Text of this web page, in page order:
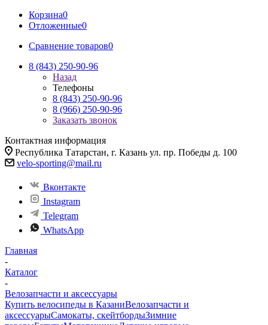
Корзина0
Отложенные0
Сравнение товаров0
8 (843) 250-90-96
Назад
Телефоны
8 (843) 250-90-96
8 (966) 250-90-96
Заказать звонок
Контактная информация
Республика Татарстан, г. Казань ул. пр. Победы д. 100
velo-sporting@mail.ru
Вконтакте
Instagram
Telegram
WhatsApp
Главная
-
Каталог
-
Велозапчасти и аксессуары
Купить велосипеды в КазаниВелозапчасти и
аксессуарыСамокаты, скейтбордыЗимние